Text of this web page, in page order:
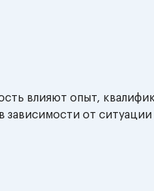
влияют опыт,
зависимости от ситуации